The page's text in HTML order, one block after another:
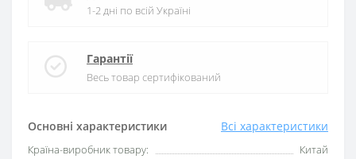
Основні характеристики Всі характеристики
Країна-виробник товару: Китай
1-2 дні по всій Україні
Гарантії
Весь товар сертифікований